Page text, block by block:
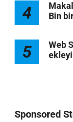
4
Bin
5
Web
Sponsored